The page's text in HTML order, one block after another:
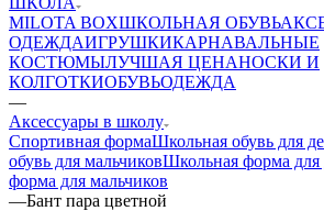
MILOTA BOXШКОЛЬНАЯ ОБУВЬ
ОДЕЖДАИГРУШКИКАРНАВАЛЬНЫЕ
КОСТЮМЫЛУЧШАЯ ЦЕНАНОСКИ И
КОЛГОТКИОБУВЬОДЕЖДА
—
Аксессуары в школу
Спортивная формаШкольная обувь для
обувь для мальчиковШкольная форма для
форма для мальчиков
—Бант пара цветной